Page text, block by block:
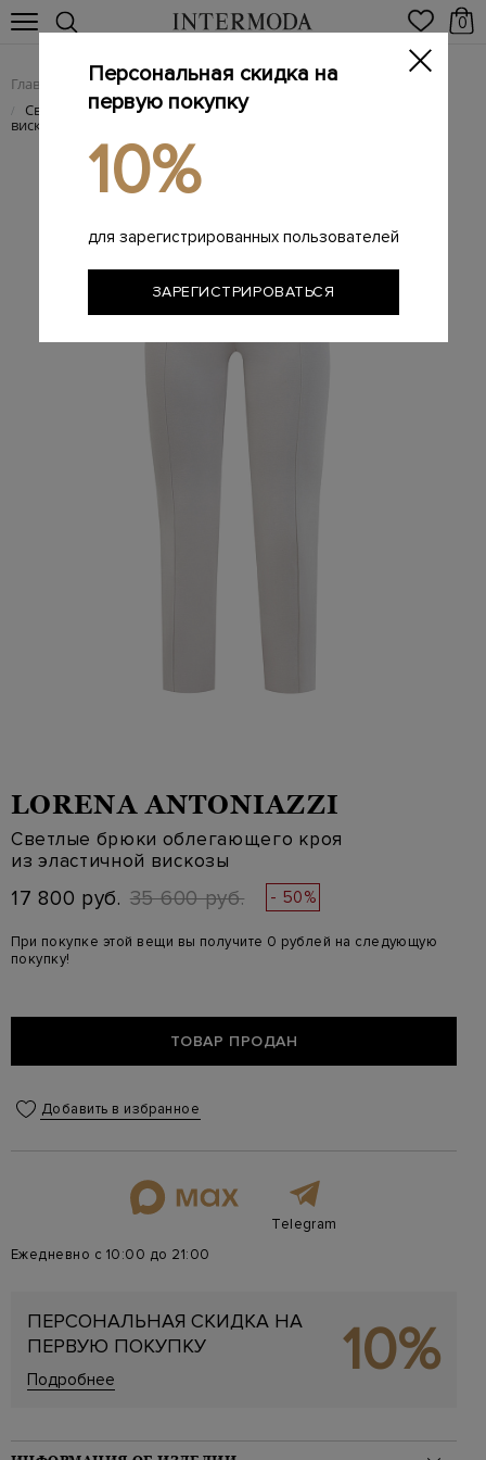
0
Главная Женщинам / Женская одежда / Женские брюки
/ Светлые брюки облегающего кроя из&nbsp;эластичной
вискозы
LORENA ANTONIAZZI
Светлые брюки облегающего кроя
из эластичной вискозы
17 800 руб. 35 600 руб. - 50%
При покупке этой вещи вы получите 0 рублей на следующую
покупку!
ТОВАР ПРОДАН
Добавить в избранное
Telegram
Ежедневно с 10:00 до 21:00
ПЕРСОНАЛЬНАЯ СКИДКА НА
ПЕРВУЮ ПОКУПКУ
Подробнее 10%
Персональная скидка на
первую покупку
10%
для зарегистрированных пользователей
ЗАРЕГИСТРИРОВАТЬСЯ